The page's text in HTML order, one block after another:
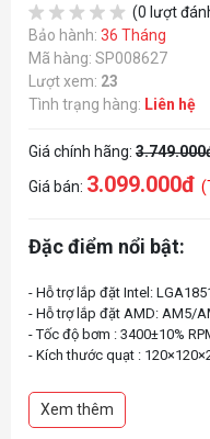
(0 lượt
Bảo hành: 36 Tháng
Mã hàng: SP008627
Lượt xem: 23
Tình trạng hàng: Liên hệ
Giá chính hãng:
Giá bán: 3.099.000đ
Đặc điểm nổi bật:
- Hỗ trợ lắp đặt Intel:
- Hỗ trợ lắp đặt AMD: AM5/
- Tốc độ bơm : 3400±10%
- Kích thước quạt :
Xem thêm